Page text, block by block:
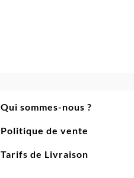
Qui sommes-nous ?
Politique de vente
Tarifs de Livraison